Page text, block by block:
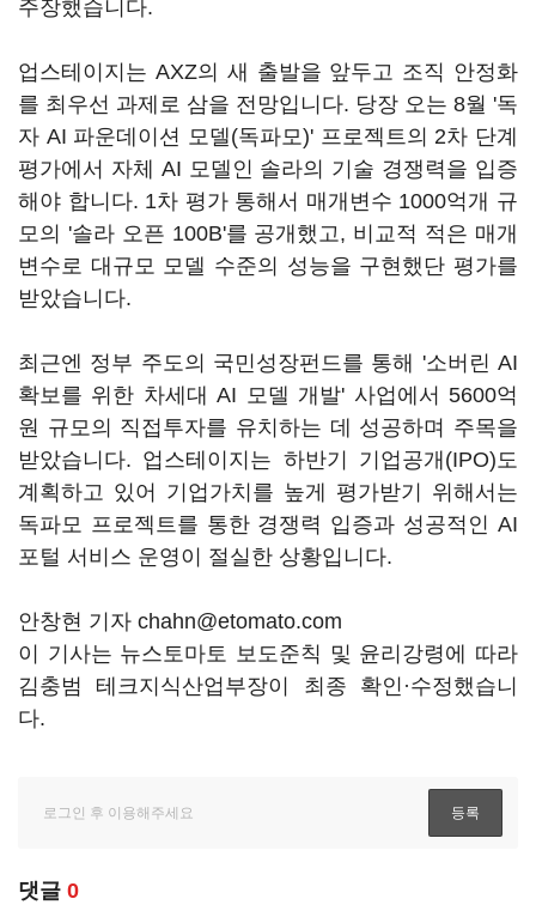
주장했습니다.
업스테이지는 AXZ의 새 출발을 앞두고 조직 안정화
를 최우선 과제로 삼을 전망입니다. 당장 오는 8월 '독
자 AI 파운데이션 모델(독파모)' 프로젝트의 2차 단계
평가에서 자체 AI 모델인 솔라의 기술 경쟁력을 입증
해야 합니다. 1차 평가 통해서 매개변수 1000억개 규
모의 '솔라 오픈 100B'를 공개했고, 비교적 적은 매개
변수로 대규모 모델 수준의 성능을 구현했단 평가를
받았습니다.
최근엔 정부 주도의 국민성장펀드를 통해 '소버린 AI
확보를 위한 차세대 AI 모델 개발' 사업에서 5600억
원 규모의 직접투자를 유치하는 데 성공하며 주목을
받았습니다. 업스테이지는 하반기 기업공개(IPO)도
계획하고 있어 기업가치를 높게 평가받기 위해서는
독파모 프로젝트를 통한 경쟁력 입증과 성공적인 AI
포털 서비스 운영이 절실한 상황입니다.
안창현 기자 chahn@etomato.com
이 기사는 뉴스토마토 보도준칙 및 윤리강령에 따라
김충범 테크지식산업부장이 최종 확인·수정했습니
다.
댓글 0